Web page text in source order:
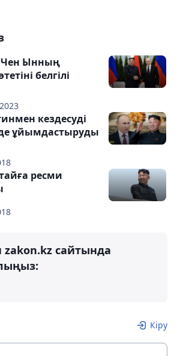
Ынның
белгілі
кездесуді
ұйымдастыруды
ресми
сайтында
Кіру